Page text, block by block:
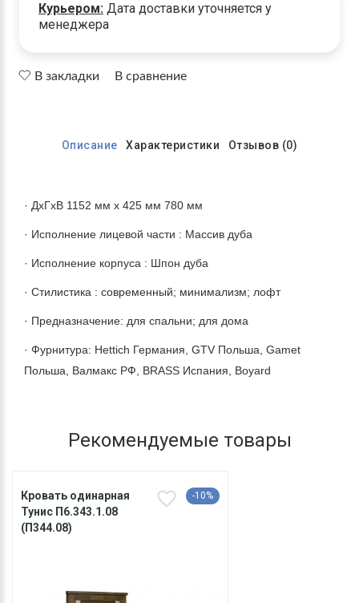
Курьером: Дата доставки уточняется у
менеджера
В закладки В сравнение
Описание Характеристики Отзывов (0)
· ДхГхВ 1152 мм х 425 мм 780 мм
· Исполнение лицевой части : Массив дуба
· Исполнение корпуса : Шпон дуба
· Стилистика : современный; минимализм; лофт
· Предназначение: для спальни; для дома
· Фурнитура: Hettich Германия, GTV Польша, Gamet
Польша, Валмакс РФ, BRASS Испания, Boyard
Рекомендуемые товары
Кровать одинарная
Тунис П6.343.1.08
(П344.08)
-10%